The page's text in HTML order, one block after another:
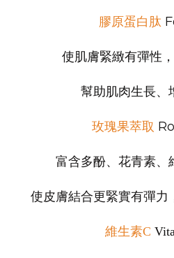
膠原蛋白肽
使肌膚緊緻有彈性
幫助肌肉生長、
玫瑰果萃取
富含多酚、花青素、
使皮膚結合更緊實有彈力
維生素C